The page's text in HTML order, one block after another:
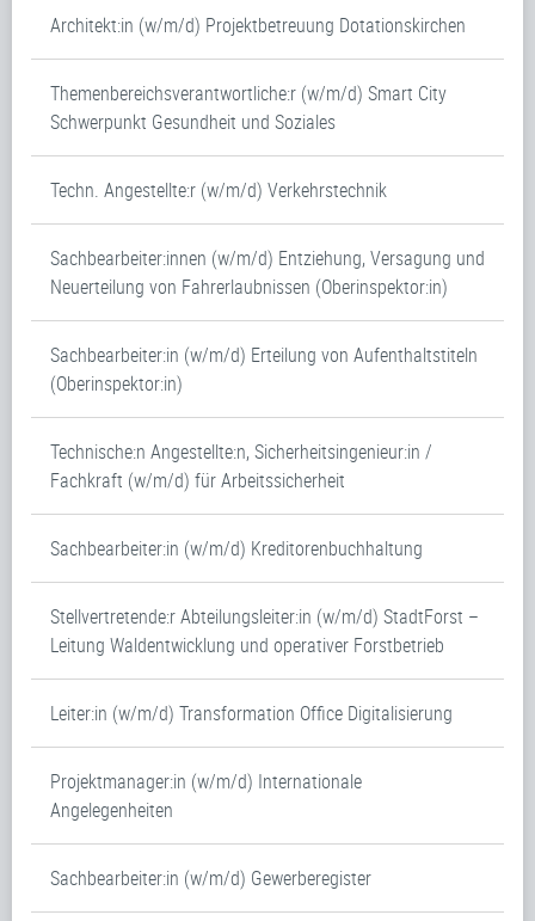
Architekt:in (w/m/d) Projektbetreuung Dotationskirchen
Themenbereichsverantwortliche:r (w/m/d) Smart City
Schwerpunkt Gesundheit und Soziales
Techn. Angestellte:r (w/m/d) Verkehrstechnik
Sachbearbeiter:innen (w/m/d) Entziehung, Versagung und
Neuerteilung von Fahrerlaubnissen (Oberinspektor:in)
Sachbearbeiter:in (w/m/d) Erteilung von Aufenthaltstiteln
(Oberinspektor:in)
Technische:n Angestellte:n, Sicherheitsingenieur:in /
Fachkraft (w/m/d) für Arbeitssicherheit
Sachbearbeiter:in (w/m/d) Kreditorenbuchhaltung
Stellvertretende:r Abteilungsleiter:in (w/m/d) StadtForst –
Leitung Waldentwicklung und operativer Forstbetrieb
Leiter:in (w/m/d) Transformation Office Digitalisierung
Projektmanager:in (w/m/d) Internationale
Angelegenheiten
Sachbearbeiter:in (w/m/d) Gewerberegister